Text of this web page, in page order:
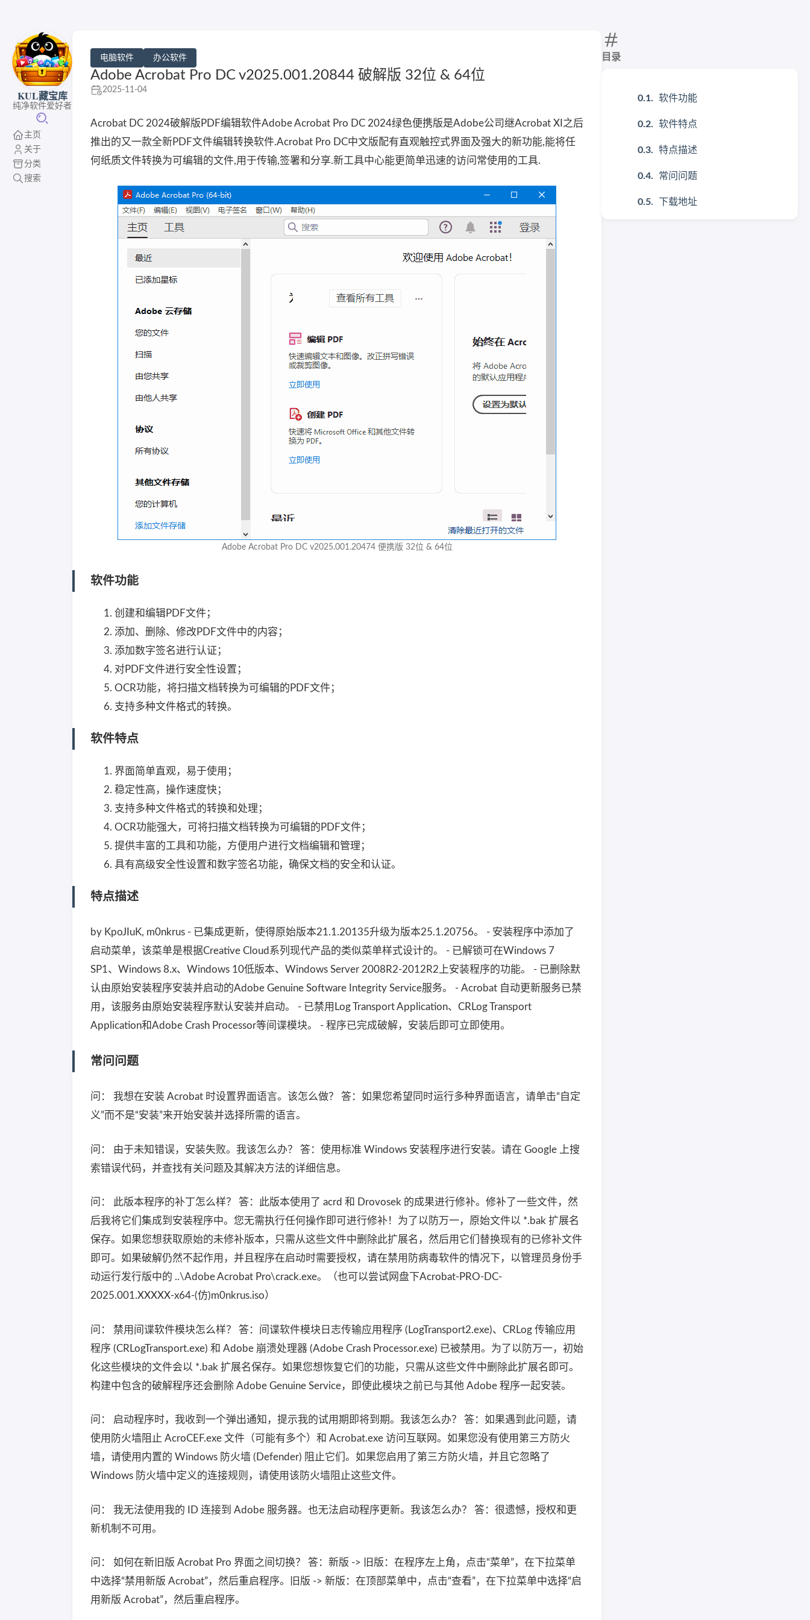
KUL藏宝库
纯净软件爱好者
主页
关于
分类
搜索
目录
软件功能
软件特点
特点描述
常问问题
下载地址
电脑软件 办公软件
Adobe Acrobat Pro DC v2025.001.20844 破解版 32位 & 64位
2025-11-04
Acrobat DC 2024破解版PDF编辑软件Adobe Acrobat Pro DC 2024绿色便携版是Adobe公司继Acrobat XI之后
推出的又一款全新PDF文件编辑转换软件.Acrobat Pro DC中文版配有直观触控式界面及强大的新功能,能将任
何纸质文件转换为可编辑的文件,用于传输,签署和分享.新工具中心能更简单迅速的访问常使用的工具.
Adobe Acrobat Pro DC v2025.001.20474 便携版 32位 & 64位
软件功能
创建和编辑PDF文件；
添加、删除、修改PDF文件中的内容；
添加数字签名进行认证；
对PDF文件进行安全性设置；
OCR功能，将扫描文档转换为可编辑的PDF文件；
支持多种文件格式的转换。
软件特点
界面简单直观，易于使用；
稳定性高，操作速度快；
支持多种文件格式的转换和处理；
OCR功能强大，可将扫描文档转换为可编辑的PDF文件；
提供丰富的工具和功能，方便用户进行文档编辑和管理；
具有高级安全性设置和数字签名功能，确保文档的安全和认证。
特点描述
by KpoJIuK, m0nkrus - 已集成更新，使得原始版本21.1.20135升级为版本25.1.20756。 - 安装程序中添加了
启动菜单，该菜单是根据Creative Cloud系列现代产品的类似菜单样式设计的。 - 已解锁可在Windows 7
SP1、Windows 8.x、Windows 10低版本、Windows Server 2008R2-2012R2上安装程序的功能。 - 已删除默
认由原始安装程序安装并启动的Adobe Genuine Software Integrity Service服务。 - Acrobat 自动更新服务已禁
用，该服务由原始安装程序默认安装并启动。 - 已禁用Log Transport Application、CRLog Transport
Application和Adobe Crash Processor等间谍模块。 - 程序已完成破解，安装后即可立即使用。
常问问题
问： 我想在安装 Acrobat 时设置界面语言。该怎么做？ 答：如果您希望同时运行多种界面语言，请单击“自定
义”而不是“安装”来开始安装并选择所需的语言。
问： 由于未知错误，安装失败。我该怎么办？ 答：使用标准 Windows 安装程序进行安装。请在 Google 上搜
索错误代码，并查找有关问题及其解决方法的详细信息。
问： 此版本程序的补丁怎么样？ 答：此版本使用了 acrd 和 Drovosek 的成果进行修补。修补了一些文件，然
后我将它们集成到安装程序中。您无需执行任何操作即可进行修补！为了以防万一，原始文件以 *.bak 扩展名
保存。如果您想获取原始的未修补版本，只需从这些文件中删除此扩展名，然后用它们替换现有的已修补文件
即可。如果破解仍然不起作用，并且程序在启动时需要授权，请在禁用防病毒软件的情况下，以管理员身份手
动运行发行版中的 ..\Adobe Acrobat Pro\crack.exe。（也可以尝试网盘下Acrobat-PRO-DC-
2025.001.XXXXX-x64-(仿)m0nkrus.iso）
问： 禁用间谍软件模块怎么样？ 答：间谍软件模块日志传输应用程序 (LogTransport2.exe)、CRLog 传输应用
程序 (CRLogTransport.exe) 和 Adob​​e 崩溃处理器 (Adobe Crash Processor.exe) 已被禁用。为了以防万一，初始
化这些模块的文件会以 *.bak 扩展名保存。如果您想恢复它们的功能，只需从这些文件中删除此扩展名即可。
构建中包含的破解程序还会删除 Adob​​e Genuine Service，即使此模块之前已与其他 Adob​​e 程序一起安装。
问： 启动程序时，我收到一个弹出通知，提示我的试用期即将到期。我该怎么办？ 答：如果遇到此问题，请
使用防火墙阻止 AcroCEF.exe 文件（可能有多个）和 Acrobat.exe 访问互联网。如果您没有使用第三方防火
墙，请使用内置的 Windows 防火墙 (Defender) 阻止它们。如果您启用了第三方防火墙，并且它忽略了
Windows 防火墙中定义的连接规则，请使用该防火墙阻止这些文件。
问： 我无法使用我的 ID 连接到 Adobe 服务器。也无法启动程序更新。我该怎么办？ 答：很遗憾，授权和更
新机制不可用。
问： 如何在新旧版 Acrobat Pro 界面之间切换？ 答：新版 -> 旧版：在程序左上角，点击“菜单”，在下拉菜单
中选择“禁用新版 Acrobat”，然后重启程序。旧版 -> 新版：在顶部菜单中，点击“查看”，在下拉菜单中选择“启
用新版 Acrobat”，然后重启程序。